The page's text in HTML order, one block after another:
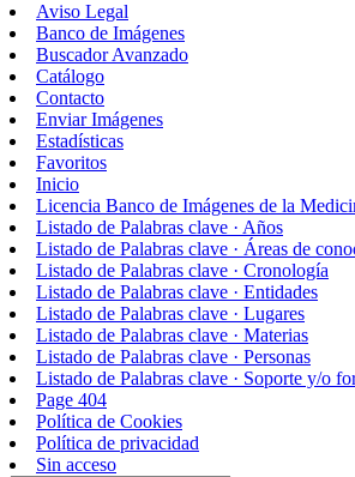
Aviso Legal
Banco de Imágenes
Buscador Avanzado
Catálogo
Contacto
Enviar Imágenes
Estadísticas
Favoritos
Inicio
Licencia Banco de Imágenes de la
Listado de Palabras clave · Años
Listado de Palabras clave · Áreas de
Listado de Palabras clave · Cronología
Listado de Palabras clave · Entidades
Listado de Palabras clave · Lugares
Listado de Palabras clave · Materias
Listado de Palabras clave · Personas
Listado de Palabras clave · Soporte y/o
Page 404
Política de Cookies
Política de privacidad
Sin acceso